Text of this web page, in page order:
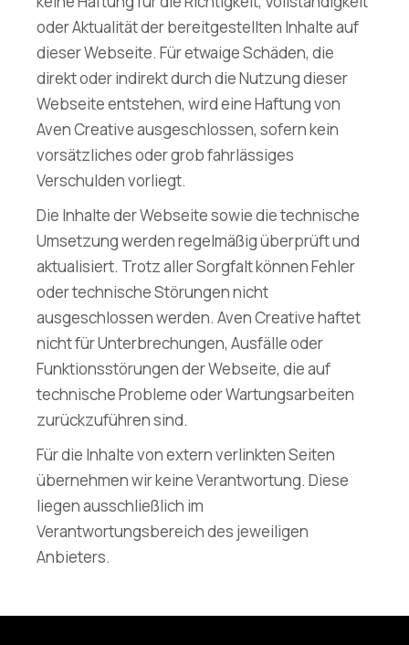
oder Aktualität der bereitgestellten Inhalte auf
dieser Webseite. Für etwaige Schäden, die
direkt oder indirekt durch die Nutzung dieser
Webseite entstehen, wird eine Haftung von
Aven Creative ausgeschlossen, sofern kein
vorsätzliches oder grob fahrlässiges
Verschulden vorliegt.
Die Inhalte der Webseite sowie die technische
Umsetzung werden regelmäßig überprüft und
aktualisiert. Trotz aller Sorgfalt können Fehler
oder technische Störungen nicht
ausgeschlossen werden. Aven Creative haftet
nicht für Unterbrechungen, Ausfälle oder
Funktionsstörungen der Webseite, die auf
technische Probleme oder Wartungsarbeiten
zurückzuführen sind.
Für die Inhalte von extern verlinkten Seiten
übernehmen wir keine Verantwortung. Diese
liegen ausschließlich im
Verantwortungsbereich des jeweiligen
Anbieters.